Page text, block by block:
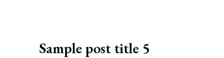
Sample post title 5